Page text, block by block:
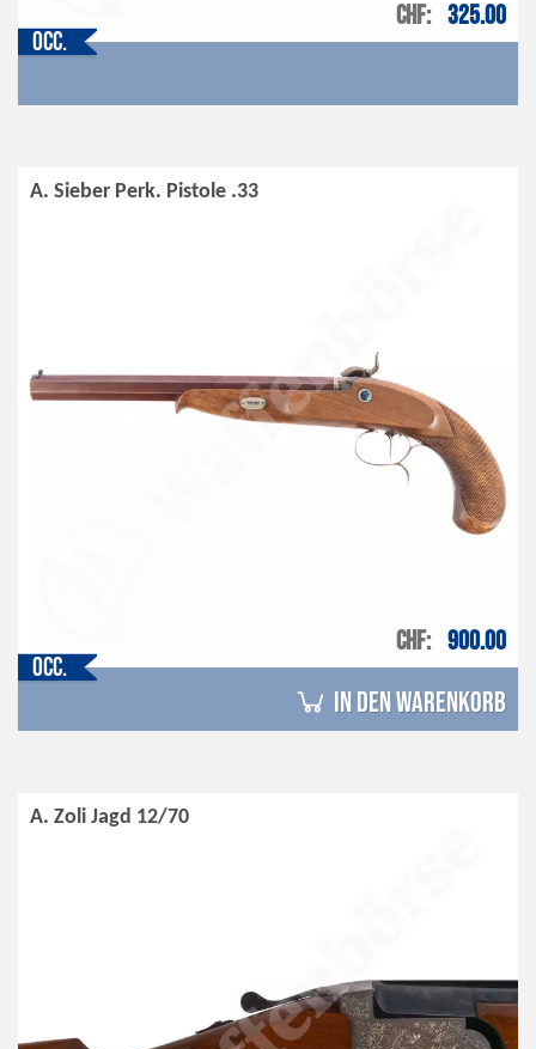
Occ.
CHF 325.00
Occ.
A. Sieber Perk. Pistole .33
CHF 900.00
in den Warenkorb
A. Zoli Jagd 12/70